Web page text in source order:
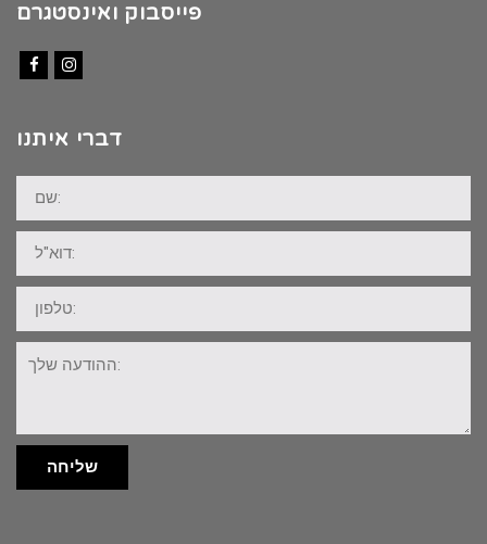
פייסבוק ואינסטגרם
דברי איתנו
שם:
דוא"ל:
טלפון:
ההודעה
שלך:
שליחה